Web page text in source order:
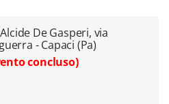
De Gasperi, via
- Capaci (Pa)
concluso)